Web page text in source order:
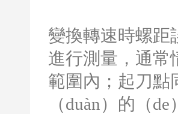
變換轉速時螺距
進行測量，通常
範圍內；起刀點
（duàn）的（